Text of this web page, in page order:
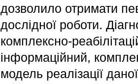
дозволило отримати
дослідної роботи.
комплексно-
інформаційний,
модель реалізації